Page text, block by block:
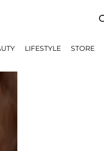
LIFESTYLE STORE